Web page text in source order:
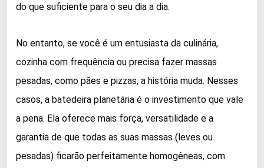
do que suficiente para o seu dia a dia.
No entanto, se você é um entusiasta da culinária,
cozinha com frequência ou precisa fazer massas
pesadas, como pães e pizzas, a história muda. Nesses
casos, a batedeira planetária é o investimento que vale
a pena. Ela oferece mais força, versatilidade e a
garantia de que todas as suas massas (leves ou
pesadas) ficarão perfeitamente homogêneas, com